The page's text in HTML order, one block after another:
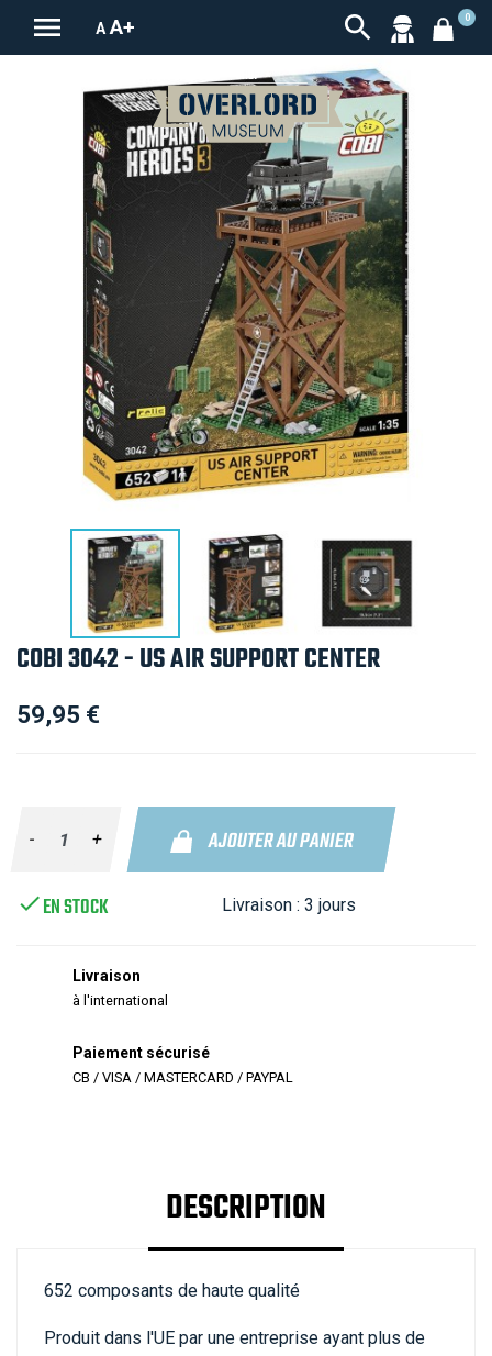
 A A+  0
COBI 3042 - US AIR SUPPORT CENTER
59,95 €
- + AJOUTER AU PANIER
EN STOCK Livraison : 3 jours
Livraison
à l'international
Paiement sécurisé
CB / VISA / MASTERCARD / PAYPAL
DESCRIPTION
652 composants de haute qualité
Produit dans l'UE par une entreprise ayant plus de